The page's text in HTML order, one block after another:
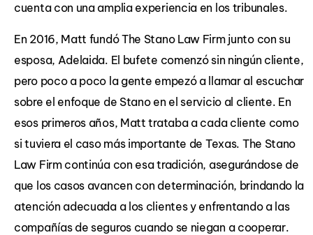
cuenta con una amplia experiencia en los tribunales.
En 2016, Matt fundó The Stano Law Firm junto con su
esposa, Adelaida. El bufete comenzó sin ningún cliente,
pero poco a poco la gente empezó a llamar al escuchar
sobre el enfoque de Stano en el servicio al cliente. En
esos primeros años, Matt trataba a cada cliente como
si tuviera el caso más importante de Texas. The Stano
Law Firm continúa con esa tradición, asegurándose de
que los casos avancen con determinación, brindando la
atención adecuada a los clientes y enfrentando a las
compañías de seguros cuando se niegan a cooperar.